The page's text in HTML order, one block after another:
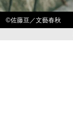
©佐藤亘／文藝春秋